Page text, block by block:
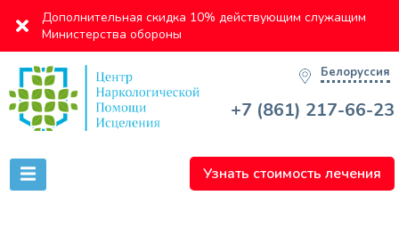
Дополнительная скидка 10% действующим служащим
Министерства обороны
Белоруссия
+7 (861) 217-66-23
Узнать стоимость лечения